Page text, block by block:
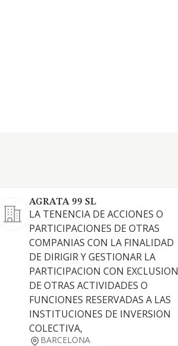
AGRATA 99 SL
LA TENENCIA DE ACCIONES O
PARTICIPACIONES DE OTRAS
COMPANIAS CON LA FINALIDAD
DE DIRIGIR Y GESTIONAR LA
PARTICIPACION CON EXCLUSION
DE OTRAS ACTIVIDADES O
FUNCIONES RESERVADAS A LAS
INSTITUCIONES DE INVERSION
COLECTIVA,
BARCELONA